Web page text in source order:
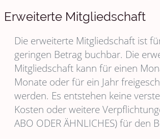
Erweiterte Mitgliedschaft
Die erweiterte Mitgliedschaft ist
geringen Betrag buchbar. Die
Mitgliedschaft kann für einen
Monate oder für ein Jahr
werden. Es entstehen keine
Kosten oder weitere
ABO ODER ÄHNLICHES) für den